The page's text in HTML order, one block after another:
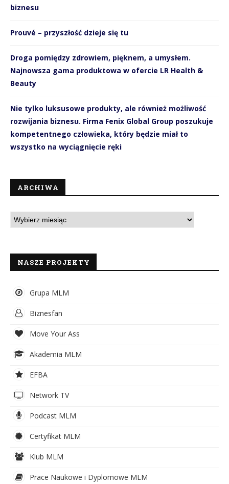
biznesu
Prouvé – przyszłość dzieje się tu
Droga pomiędzy zdrowiem, pięknem, a umysłem.
Najnowsza gama produktowa w ofercie LR Health &
Beauty
Nie tylko luksusowe produkty, ale również możliwość
rozwijania biznesu. Firma Fenix Global Group poszukuje
kompetentnego człowieka, który będzie miał to
wszystko na wyciągnięcie ręki
ARCHIWA
NASZE PROJEKTY
Grupa MLM
Biznesfan
Move Your Ass
Akademia MLM
EFBA
Network TV
Podcast MLM
Certyfikat MLM
Klub MLM
Prace Naukowe i Dyplomowe MLM